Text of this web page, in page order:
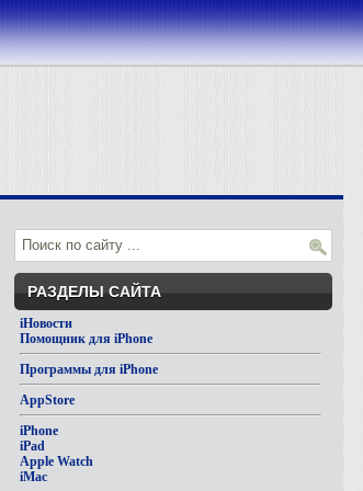
РАЗДЕЛЫ САЙТА
iНовости
Помощник для iPhone
Программы для iPhone
AppStore
iPhone
iPad
Apple Watch
iMac